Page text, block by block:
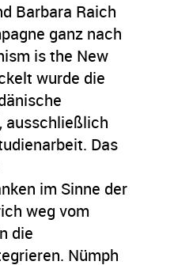
Barbara Raich
ganz nach
is the New
wurde die
ausschließlich
Das
im Sinne der
weg vom
die
Nümph